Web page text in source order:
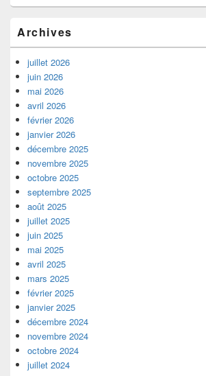
Archives
juillet 2026
juin 2026
mai 2026
avril 2026
février 2026
janvier 2026
décembre 2025
novembre 2025
octobre 2025
septembre 2025
août 2025
juillet 2025
juin 2025
mai 2025
avril 2025
mars 2025
février 2025
janvier 2025
décembre 2024
novembre 2024
octobre 2024
juillet 2024